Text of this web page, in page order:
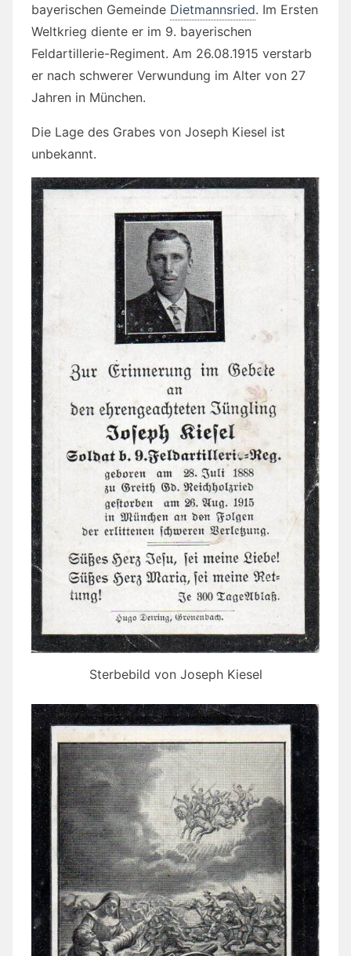
bayerischen Gemeinde Dietmannsried. Im Ersten
Weltkrieg diente er im 9. bayerischen
Feldartillerie-Regiment. Am 26.08.1915 verstarb
er nach schwerer Verwundung im Alter von 27
Jahren in München.
Die Lage des Grabes von Joseph Kiesel ist
unbekannt.
Sterbebild von Joseph Kiesel